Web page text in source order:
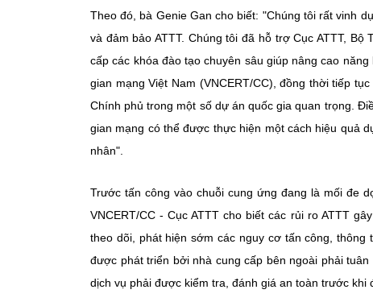
Theo đó, bà Genie Gan cho biết: "Chúng tôi rất vinh
và đảm bảo ATTT. Chúng tôi đã hỗ trợ Cục ATTT,
cấp các khóa đào tạo chuyên sâu giúp nâng cao
gian mạng Việt Nam (VNCERT/CC), đồng thời tiếp
Chính phủ trong một số dự án quốc gia quan trọng.
gian mạng có thể được thực hiện một cách hiệu quả
nhân".
Trước tấn công vào chuỗi cung ứng đang là mối đe
VNCERT/CC - Cục ATTT cho biết các rủi ro ATTT
theo dõi, phát hiện sớm các nguy cơ tấn công,
được phát triển bởi nhà cung cấp bên ngoài phải
dịch vụ phải được kiểm tra, đánh giá an toàn trước khi